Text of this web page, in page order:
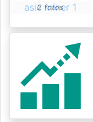
2 fotos